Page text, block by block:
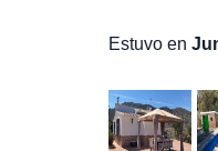
Estuvo en